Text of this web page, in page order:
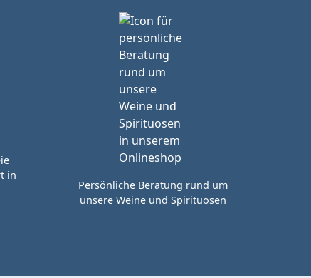
in
Persönliche Beratung rund um
unsere Weine und Spirituosen